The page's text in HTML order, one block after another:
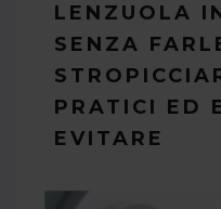
LENZUOLA
SENZA
PRATICI ED
EVITARE